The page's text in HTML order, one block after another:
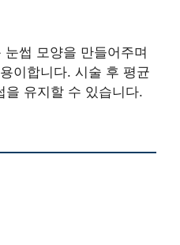
썹 모양을 만들어주며
이합니다. 시술 후 평균
을 유지할 수 있습니다.